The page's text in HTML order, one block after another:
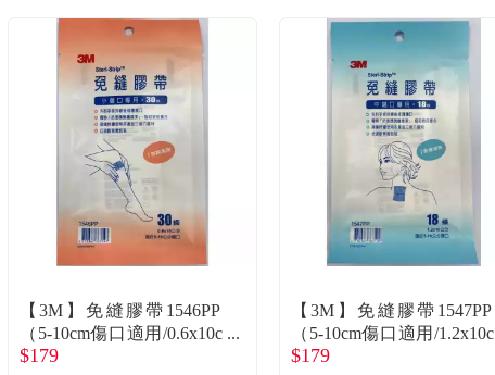
【3M】免縫膠帶1546PP
（5-10cm傷口適用/0.6x10c
m/30條）
$179
【3M】免縫膠帶1547PP
（5-10cm傷口適用/1.2x10c
m/18條）
$179